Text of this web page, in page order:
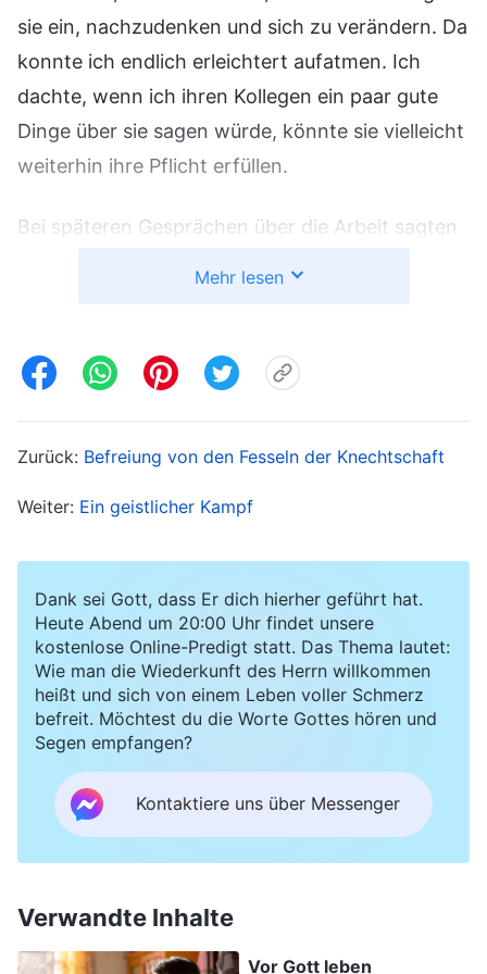
sie ein, nachzudenken und sich zu verändern. Da
konnte ich endlich erleichtert aufatmen. Ich
dachte, wenn ich ihren Kollegen ein paar gute
Dinge über sie sagen würde, könnte sie vielleicht
weiterhin ihre Pflicht erfüllen.
Bei späteren Gesprächen über die Arbeit sagten
„Schwester Li hat Probleme, aber sie ist bereit,
„Schwester Li verhält sich schon seit einiger Zeit
so. Sie führt gute Gemeinschaft, aber sie
geeignet.“ Ich merkte rasch an: „Schwester Li
fällt es schwer, die Wahrheit zu akzeptieren, aber
sie übt ihre Pflicht auf sehr proaktive und
verantwortungsvolle Weise aus. Vor Kurzem erst
erfüllten einige Brüder und Schwestern ihre
Pflichten recht passiv, und sie hat sie motiviert.“
Schwester Bai erwiderte sofort: „Schwester Li
keine wahren Probleme lösen.“ Was sie sagten,
stimmte, und ich hatte nichts entgegenzusetzen.
Mehr lesen
Zurück: Befreiung von den Fesseln der Knechtschaft
Weiter: Ein geistlicher Kampf
Dank sei Gott, dass Er dich hierher geführt hat.
Heute Abend um 20:00 Uhr findet unsere
kostenlose Online-Predigt statt. Das Thema lautet:
Wie man die Wiederkunft des Herrn willkommen
heißt und sich von einem Leben voller Schmerz
befreit. Möchtest du die Worte Gottes hören und
Segen empfangen?
Kontaktiere uns über Messenger
Verwandte Inhalte
Vor Gott leben